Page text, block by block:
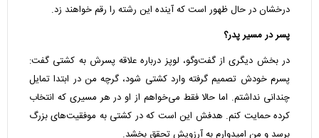
درخشان در حال ظهور است که آینده این رشته را رقم خواهند زد.
پسر در مسیر پدر؟
در بخش دیگری از گفت‌و‌گو، لوپز درباره علاقه پسرش به کشتی گفت:
پسرم خودش تصمیم گرفته وارد کشتی شود، گرچه من در ابتدا تمایل
چندانی نداشتم. اما حالا فقط می‌خواهم از او در هر مسیری که انتخاب
کرده حمایت کنم. هدفش این است که در کشتی به موفقیت‌های بزرگ
برسد و من امیدوارم به آرزویش تحقق بخشد.